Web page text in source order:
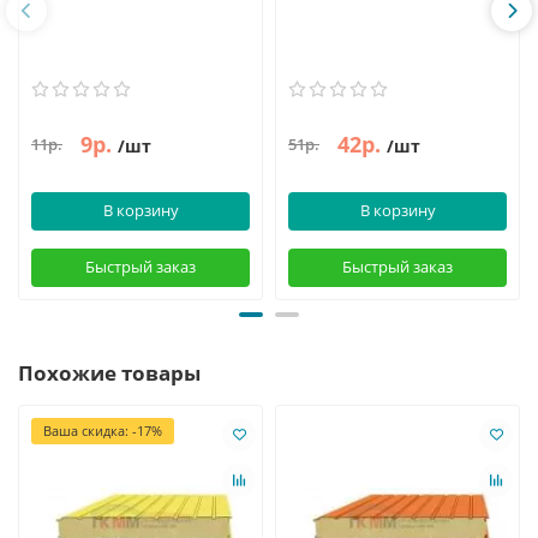
11р. 9р. /шт
В корзину
Быстрый заказ
51р. 42р. /шт
В корзину
Быстрый заказ
Похожие товары
Ваша скидка: -17%